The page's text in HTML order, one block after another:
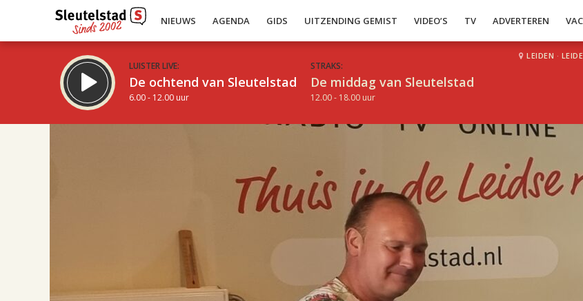
NIEUWS AGENDA GIDS UITZENDING GEMIST VIDEO’S TV ADVERTEREN
LUISTER LIVE:
De ochtend van Sleutelstad
6.00 - 12.00 uur
STRAKS:
De middag van Sleutelstad
12.00 - 18.00 uur
LEIDEN ·